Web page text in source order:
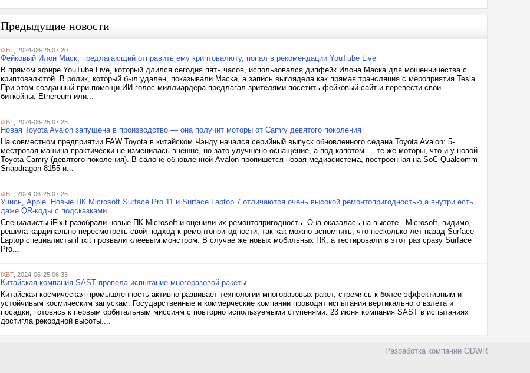
Предыдущие новости
iXBT, 2024-06-25 07:20
Фейковый Илон Маск, предлагающий отправить ему криптовалюту, попал в рекомендации YouTube Live
В прямом эфире YouTube Live, который длился сегодня пять часов, использовался дипфейк Илона Маска для мошенничества с
криптовалютой. В ролик, который был удален, показывали Маска, а запись выглядела как прямая трансляция с мероприятия Tesla.
При этом созданный при помощи ИИ голос миллиардера предлагал зрителями посетить фейковый сайт и перевести свои
биткойны, Ethereum или...
iXBT, 2024-06-25 07:25
Новая Toyota Avalon запущена в производство — она получит моторы от Camry девятого поколения
На совместном предприятии FAW Toyota в китайском Чэнду начался серийный выпуск обновленного седана Toyota Avalon: 5-
местровая машина практически не изменилась внешне, но зато улучшено оснащение, а под капотом — те же моторы, что и у новой
Toyota Camry (девятого поколения). В салоне обновленной Avalon пропишется новая медиасистема, построенная на SoC Qualcomm
Snapdragon 8155 и...
iXBT, 2024-06-25 07:26
Учись, Apple. Новые ПК Microsoft Surface Pro 11 и Surface Laptop 7 отличаются очень высокой ремонтопригодностью,а внутри есть
даже QR-коды с подсказками
Специалисты iFixit разобрали новые ПК Microsoft и оценили их ремонтопригодность. Она оказалась на высоте. Microsoft, видимо,
решила кардинально пересмотреть свой подход к ремонтопригодности, так как можно вспомнить, что несколько лет назад Surface
Laptop специалисты iFixit прозвали клеевым монстром. В случае же новых мобильных ПК, а тестировали в этот раз сразу Surface
Pro...
iXBT, 2024-06-25 06:33
Китайская компания SAST провела испытание многоразовой ракеты
Китайская космическая промышленность активно развивает технологии многоразовых ракет, стремясь к более эффективным и
устойчивым космическим запускам. Государственные и коммерческие компании проводят испытания вертикального взлёта и
посадки, готовясь к первым орбитальным миссиям с повторно используемыми ступенями. 23 июня компания SAST в испытаниях
достигла рекордной высоты....
Разработка компании ODWR